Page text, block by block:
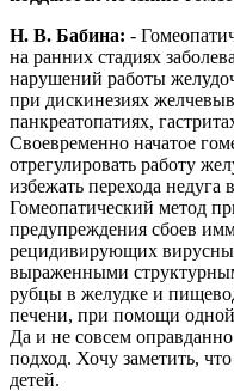
Н. В. Бабина: -
на ранних стадиях
нарушений работы
при дискинезиях
панкреатопатиях,
Своевременно начатое
отрегулировать работу
избежать перехода недуга
Гомеопатический метод
предупреждения сбоев
рецидивирующих
выраженными
рубцы в желудке и
печени, при помощи
Да и не совсем
подход. Хочу заметить,
детей.